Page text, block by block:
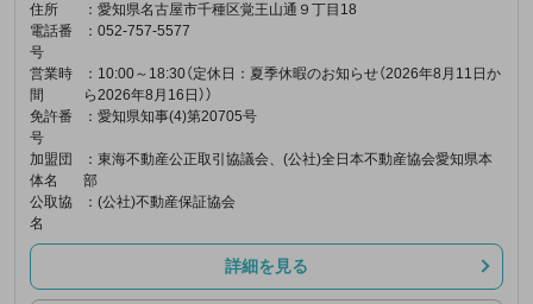
住所
：愛知県名古屋市千種区覚王山通９丁目18
電話番
号
：052-757-5577
営業時
間
：10:00～18:30（定休日：夏季休暇のお知らせ（2026年8月11日か
ら2026年8月16日））
免許番
号
：愛知県知事(4)第20705号
加盟団
体名
：東海不動産公正取引協議会、(公社)全日本不動産協会愛知県本
部
公取協
名
：(公社)不動産保証協会
詳細を見る